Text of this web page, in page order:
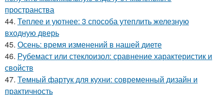
пространства
44. Теплее и уютнее: 3 способа утеплить железную
входную дверь
45. Осень: время изменений в нашей диете
46. Рубемаст или стеклоизол: сравнение характеристик и
свойств
47. Темный фартук для кухни: современный дизайн и
практичность